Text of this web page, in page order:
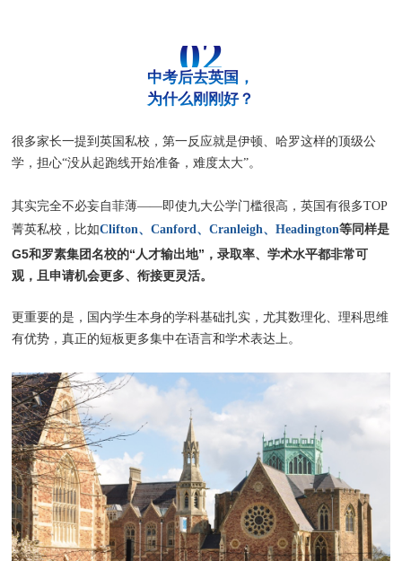
02
中考后去英国，
为什么刚刚好？
很多家长一提到英国私校，第一反应就是伊顿、哈罗这样的顶级公
学，担心“没从起跑线开始准备，难度太大”。
其实完全不必妄自菲薄——即使九大公学门槛很高，英国有很多TOP
菁英私校，比如Clifton、Canford、Cranleigh、Headington等同样是
G5和罗素集团名校的“人才输出地”，录取率、学术水平都非常可
观，且申请机会更多、衔接更灵活。
更重要的是，国内学生本身的学科基础扎实，尤其数理化、理科思维
有优势，真正的短板更多集中在语言和学术表达上。